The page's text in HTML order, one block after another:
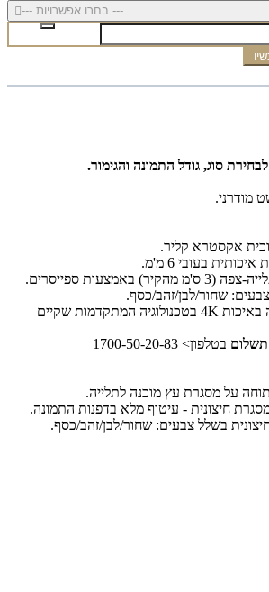
--- בחרו אפשרויות ---
סוג, גודל התמונה והגימור.
מודרני.
אקסטרא קליר.
בעובי 6 מ'מ.
באמצעות ספייסרים.
שחור/לבן/זהב/כסף.
הדפסה על הזכוכית הינה באיכות 4K בטכנולוגיה המתקדמות שקיים
בטלפון> 1700-50-20-83
על מסגרת עץ מוכנה לתלייה.
חיצונית - עיטוף מלא בדפנות התמונה.
בשלל צבעים: שחור/לבן/זהב/כסף.